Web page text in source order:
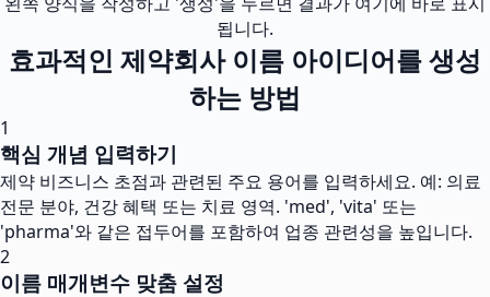
됩니다.
효과적인 제약회사 이름 아이디어를 생성
하는 방법
1
핵심 개념 입력하기
제약 비즈니스 초점과 관련된 주요 용어를 입력하세요. 예: 의료
전문 분야, 건강 혜택 또는 치료 영역. 'med', 'vita' 또는
'pharma'와 같은 접두어를 포함하여 업종 관련성을 높입니다.
2
이름 매개변수 맞춤 설정